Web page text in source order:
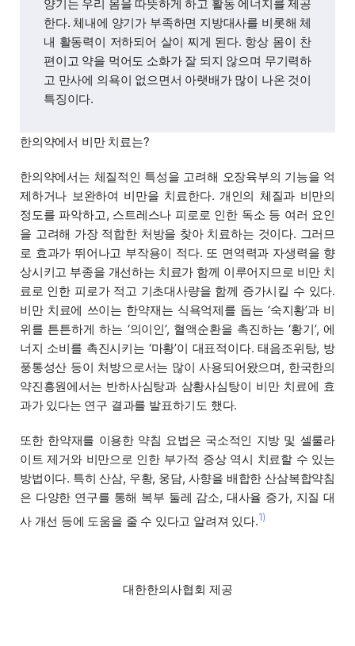
양기는 우리 몸을 따뜻하게 하고 활동 에너지를 제공
한다. 체내에 양기가 부족하면 지방대사를 비롯해 체
내 활동력이 저하되어 살이 찌게 된다. 항상 몸이 찬
편이고 약을 먹어도 소화가 잘 되지 않으며 무기력하
고 만사에 의욕이 없으면서 아랫배가 많이 나온 것이
특징이다.
한의약에서 비만 치료는?
한의약에서는 체질적인 특성을 고려해 오장육부의 기능을 억
제하거나 보완하여 비만을 치료한다. 개인의 체질과 비만의
정도를 파악하고, 스트레스나 피로로 인한 독소 등 여러 요인
을 고려해 가장 적합한 처방을 찾아 치료하는 것이다. 그러므
로 효과가 뛰어나고 부작용이 적다. 또 면역력과 자생력을 향
상시키고 부종을 개선하는 치료가 함께 이루어지므로 비만 치
료로 인한 피로가 적고 기초대사량을 함께 증가시킬 수 있다.
비만 치료에 쓰이는 한약재는 식욕억제를 돕는 ‘숙지황’과 비
위를 튼튼하게 하는 ‘의이인’, 혈액순환을 촉진하는 ‘황기’, 에
너지 소비를 촉진시키는 ‘마황’이 대표적이다. 태음조위탕, 방
풍통성산 등이 처방으로서는 많이 사용되어왔으며, 한국한의
약진흥원에서는 반하사심탕과 삼황사심탕이 비만 치료에 효
과가 있다는 연구 결과를 발표하기도 했다.
또한 한약재를 이용한 약침 요법은 국소적인 지방 및 셀룰라
이트 제거와 비만으로 인한 부가적 증상 역시 치료할 수 있는
방법이다. 특히 산삼, 우황, 웅담, 사향을 배합한 산삼복합약침
은 다양한 연구를 통해 복부 둘레 감소, 대사율 증가, 지질 대
사 개선 등에 도움을 줄 수 있다고 알려져 있다.1)
대한한의사협회 제공